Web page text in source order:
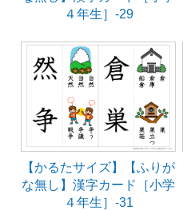
４年生］-29
【かるたサイズ】【ふりが
な無し】漢字カード［小学
４年生］-31